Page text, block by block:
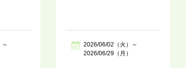
2026/06/02（火）～
2026/06/29（月）